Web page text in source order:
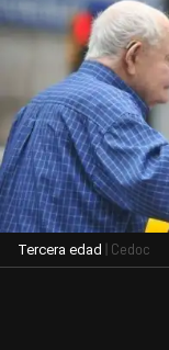
Tercera edad | Cedoc